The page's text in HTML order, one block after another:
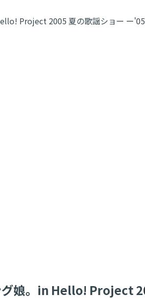
Project 2005 夏の歌謡ショー ー
娘。in Hello! Project